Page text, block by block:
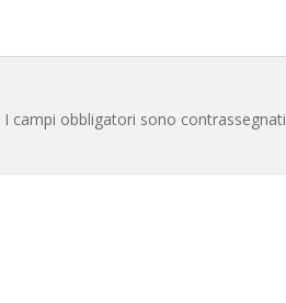
I campi obbligatori sono contrassegnati